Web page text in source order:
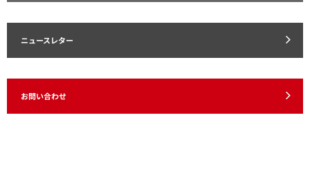
ニュースレター
お問い合わせ